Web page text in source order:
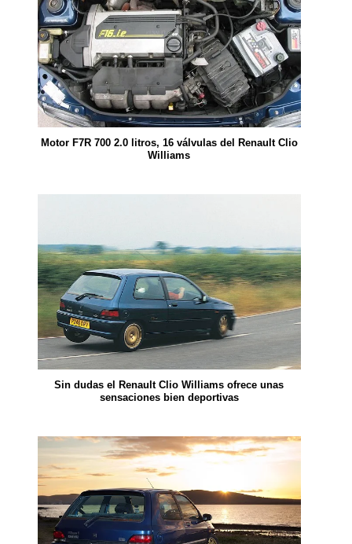
Motor F7R 700 2.0 litros, 16 válvulas del Renault Clio
Williams
Sin dudas el Renault Clio Williams ofrece unas
sensaciones bien deportivas